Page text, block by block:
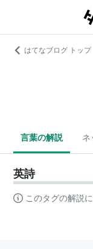
はてなブログ トップ
言葉の解説 ネ
英詩
このタグの解説